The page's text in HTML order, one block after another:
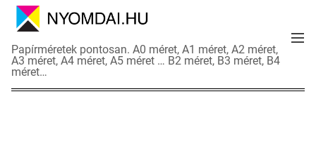
N
y
o
m
Papírméretek pontosan. A0 méret, A1 méret, A2 méret,
A3 méret, A4 méret, A5 méret … B2 méret, B3 méret, B4
méret…
M